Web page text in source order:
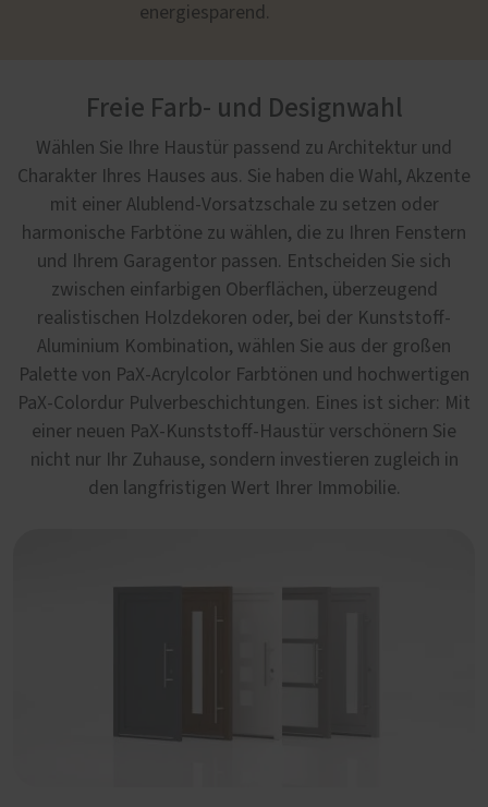
energiesparend.
Freie Farb- und Designwahl
Wählen Sie Ihre Haustür passend zu Architektur und
Charakter Ihres Hauses aus. Sie haben die Wahl, Akzente
mit einer Alublend-Vorsatzschale zu setzen oder
harmonische Farbtöne zu wählen, die zu Ihren Fenstern
und Ihrem Garagentor passen. Entscheiden Sie sich
zwischen einfarbigen Oberflächen, überzeugend
realistischen Holzdekoren oder, bei der Kunststoff-
Aluminium Kombination, wählen Sie aus der großen
Palette von PaX-Acrylcolor Farbtönen und hochwertigen
PaX-Colordur Pulverbeschichtungen. Eines ist sicher: Mit
einer neuen PaX-Kunststoff-Haustür verschönern Sie
nicht nur Ihr Zuhause, sondern investieren zugleich in
den langfristigen Wert Ihrer Immobilie.